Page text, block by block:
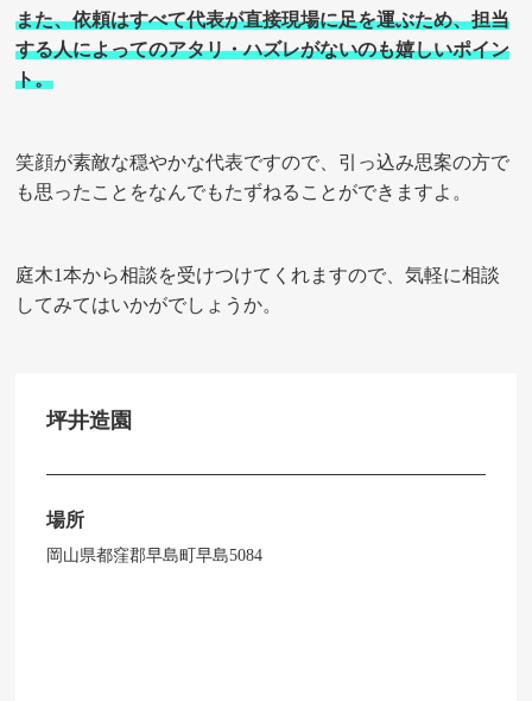
また、依頼はすべて代表が直接現場に足を運ぶため、担当
する人によってのアタリ・ハズレがないのも嬉しいポイン
ト。
笑顔が素敵な穏やかな代表ですので、引っ込み思案の方で
も思ったことをなんでもたずねることができますよ。
庭木1本から相談を受けつけてくれますので、気軽に相談
してみてはいかがでしょうか。
坪井造園
場所
岡山県都窪郡早島町早島5084